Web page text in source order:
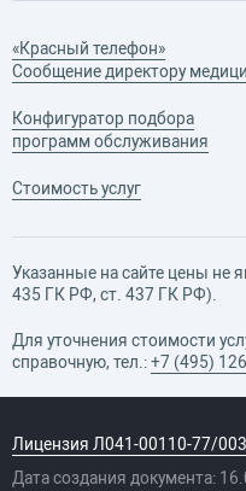
«Красный телефон»
Сообщение директору
Конфигуратор подбора
программ обслуживания
Стоимость услуг
Указанные на сайте цены не
435 ГК РФ, cт. 437 ГК РФ).
Для уточнения стоимости
справочную, тел.:+7 (495)
Лицензия Л041-00110-77/
Дата создания документа: